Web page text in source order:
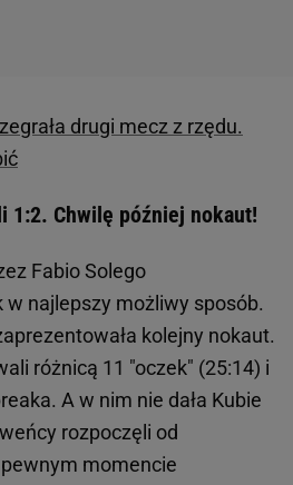
drugi mecz z rzędu.
1:2. Chwilę później nokaut!
Fabio Solego
w najlepszy możliwy sposób.
kolejny nokaut.
różnicą 11 "oczek" (25:14) i
A w nim nie dała Kubie
rozpoczęli od
momencie